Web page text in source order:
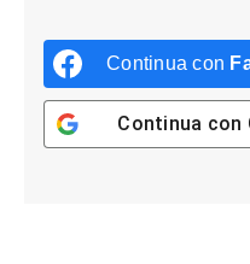
Continua con
Continua con